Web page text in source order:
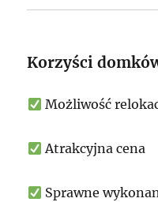
Korzyści
Możliwość
Atrakcyjna cena
Sprawne